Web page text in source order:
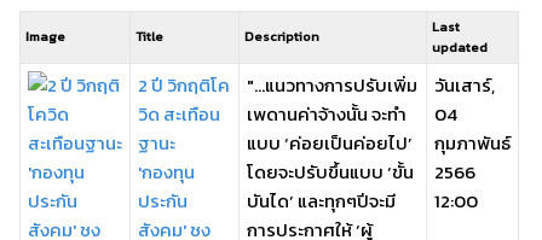
Image Title Description
Last
updated
2 ปี วิกฤติโค
วิด สะเทือน
ฐานะ
'กองทุน
ประกัน
สังคม' ชง
"...แนวทางการปรับเพิ่ม
เพดานค่าจ้างนั้น จะทำ
แบบ ‘ค่อยเป็นค่อยไป’
โดยจะปรับขึ้นแบบ ‘ขั้น
บันได’ และทุกๆปีจะมี
การประกาศให้ ‘ผู้
วันเสาร์,
04
กุมภาพันธ์
2566
12:00